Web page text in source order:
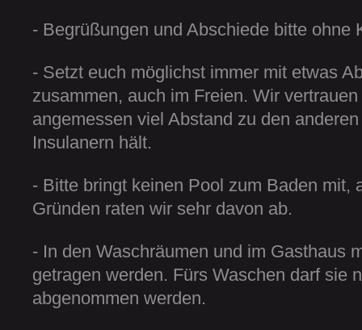
- Begrüßungen und Abschiede bitte ohne
- Setzt euch möglichst immer mit etwas
zusammen, auch im Freien. Wir
angemessen viel Abstand zu den
Insulanern hält.
- Bitte bringt keinen Pool zum Baden mit,
Gründen raten wir sehr davon ab.
- In den Waschräumen und im Gasthaus
getragen werden. Fürs Waschen darf sie
abgenommen werden.